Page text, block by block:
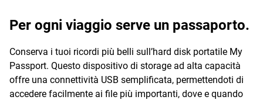
Per ogni viaggio serve un passaporto.
Conserva i tuoi ricordi più belli sull’hard disk portatile My
Passport. Questo dispositivo di storage ad alta capacità
offre una connettività USB semplificata, permettendoti di
accedere facilmente ai file più importanti, dove e quando